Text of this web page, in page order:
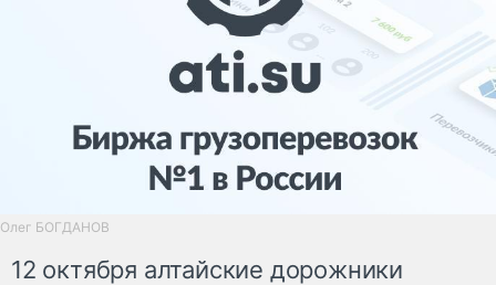
Олег БОГДАНОВ
12 октября алтайские дорожники